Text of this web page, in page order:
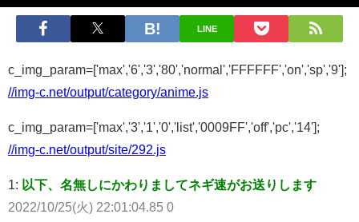
LINE
c_img_param=['max','6','3','80','normal','FFFFFF','on','sp','9'];
//img-c.net/output/category/anime.js
c_img_param=['max','3','1','0','list','0009FF','off','pc','14'];
//img-c.net/output/site/292.js
1: 以下、名無しにかわりましてネギ速がお送りします
2022/10/25(火) 22:01:04.85 0